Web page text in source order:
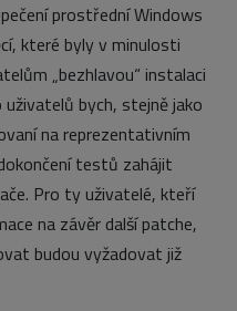
prostřední Windows
které byly v minulosti
„bezhlavou“ instalaci
bych, stejně jako
na reprezentativním
testů zahájit
Pro ty uživatelé, kteří
na závěr další patche,
budou vyžadovat již